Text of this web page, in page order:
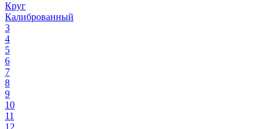
Круг
Калиброванный
3
4
5
6
7
8
9
10
11
12